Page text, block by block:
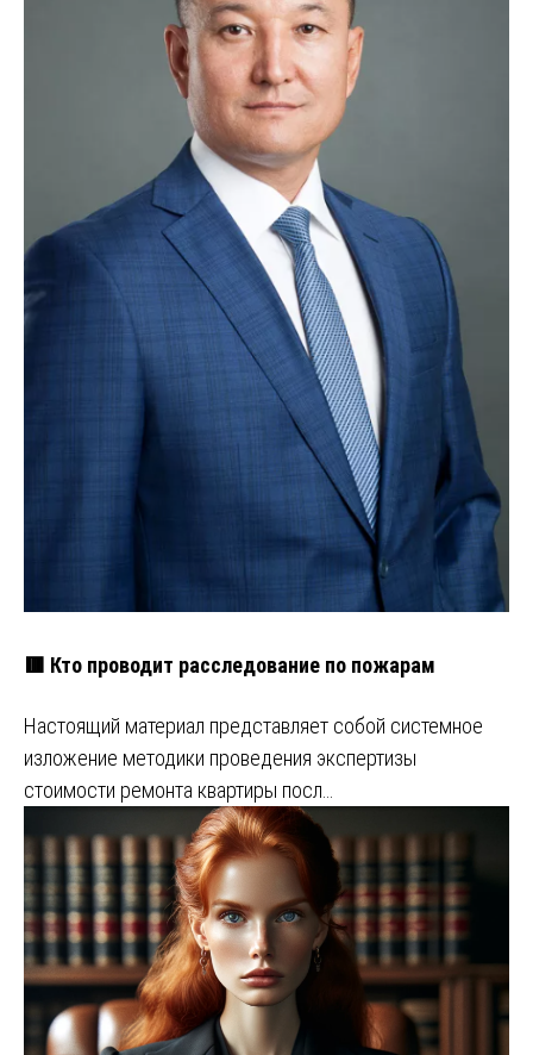
🟥 Кто проводит расследование по пожарам
Настоящий материал представляет собой системное
изложение методики проведения экспертизы
стоимости ремонта квартиры посл…